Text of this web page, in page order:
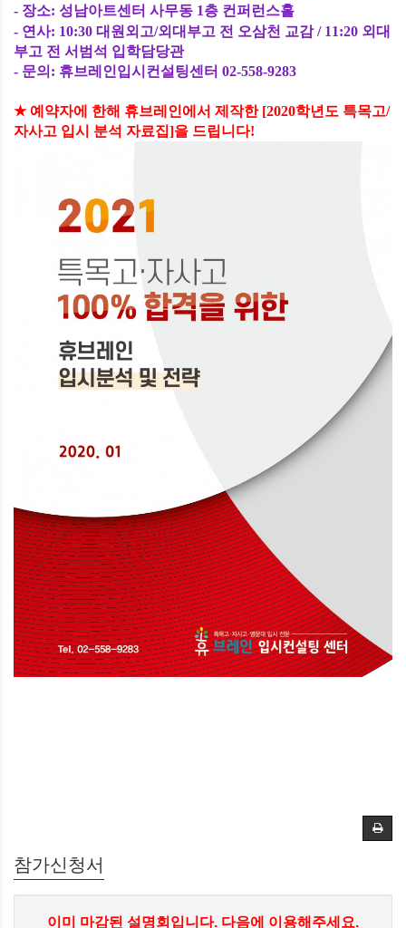
- 장소: 성남아트센터 사무동 1층 컨퍼런스홀
- 연사: 10:30 대원외고/외대부고 전 오삼천 교감 / 11:20 외대
부고 전 서범석 입학담당관
- 문의 : 휴브레인입시컨설팅센터 02-558-9283
★ 예약자에 한해 휴브레인에서 제작한 [2020학년도 특목고/
자사고 입시 분석 자료집]을 드립니다!
참가신청서
이미 마감된 설명회입니다. 다음에 이용해주세요.